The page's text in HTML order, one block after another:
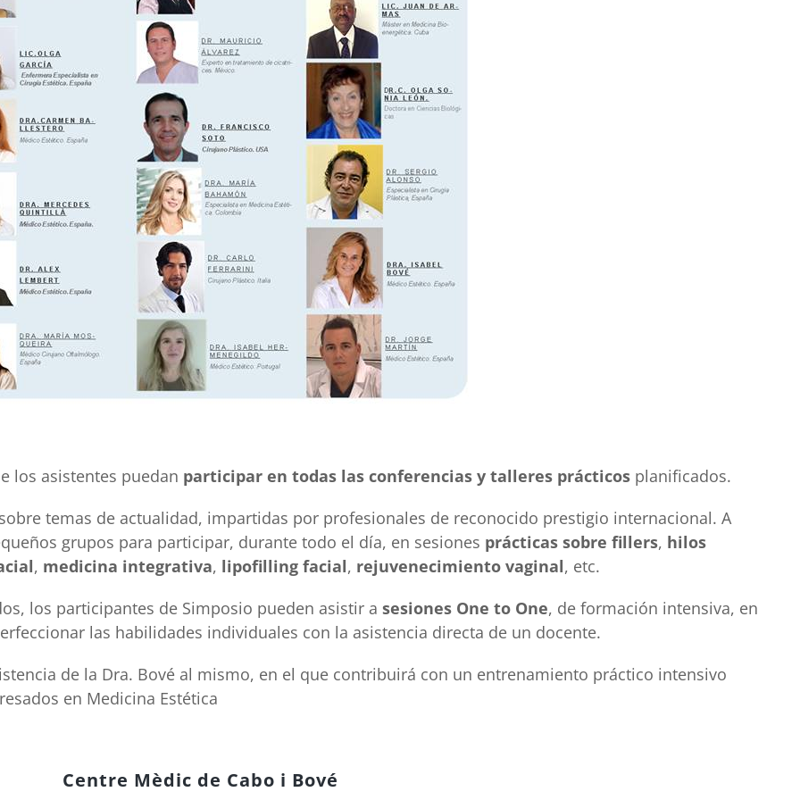
los asistentes puedan participar en todas las conferencias y talleres prácticos planificados.
temas de actualidad, impartidas por profesionales de reconocido prestigio internacional. A
grupos para participar, durante todo el día, en sesiones prácticas sobre fillers, hilos
, medicina integrativa, lipofilling facial, rejuvenecimiento vaginal, etc.
los participantes de Simposio pueden asistir a sesiones One to One, de formación intensiva, en
las habilidades individuales con la asistencia directa de un docente.
de la Dra. Bové al mismo, en el que contribuirá con un entrenamiento práctico intensivo
en Medicina Estética
Centre Mèdic de Cabo i Bové